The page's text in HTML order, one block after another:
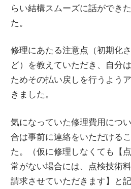
らい結構スムーズに話ができ
た。
修理にあたる注意点（初期化
ど）を教えていただき、自分
ためその払い戻しを行うよう
きました。
気になっていた修理費用につ
合は事前に連絡をいただける
た。（仮に修理しなくても【
常がない場合には、点検技術
請求させていただきます】と